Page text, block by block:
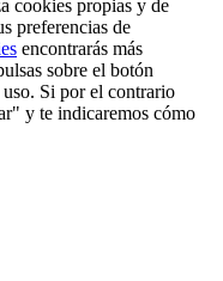
cookies propias y de
preferencias de
encontrarás más
sobre el botón
Si por el contrario
y te indicaremos cómo